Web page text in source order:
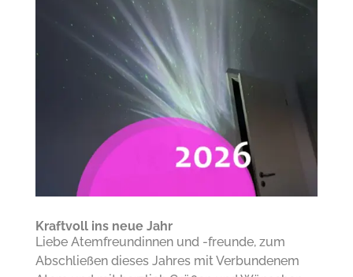
Kraftvoll ins neue Jahr
Liebe Atemfreundinnen und -freunde, zum
Abschließen dieses Jahres mit Verbundenem